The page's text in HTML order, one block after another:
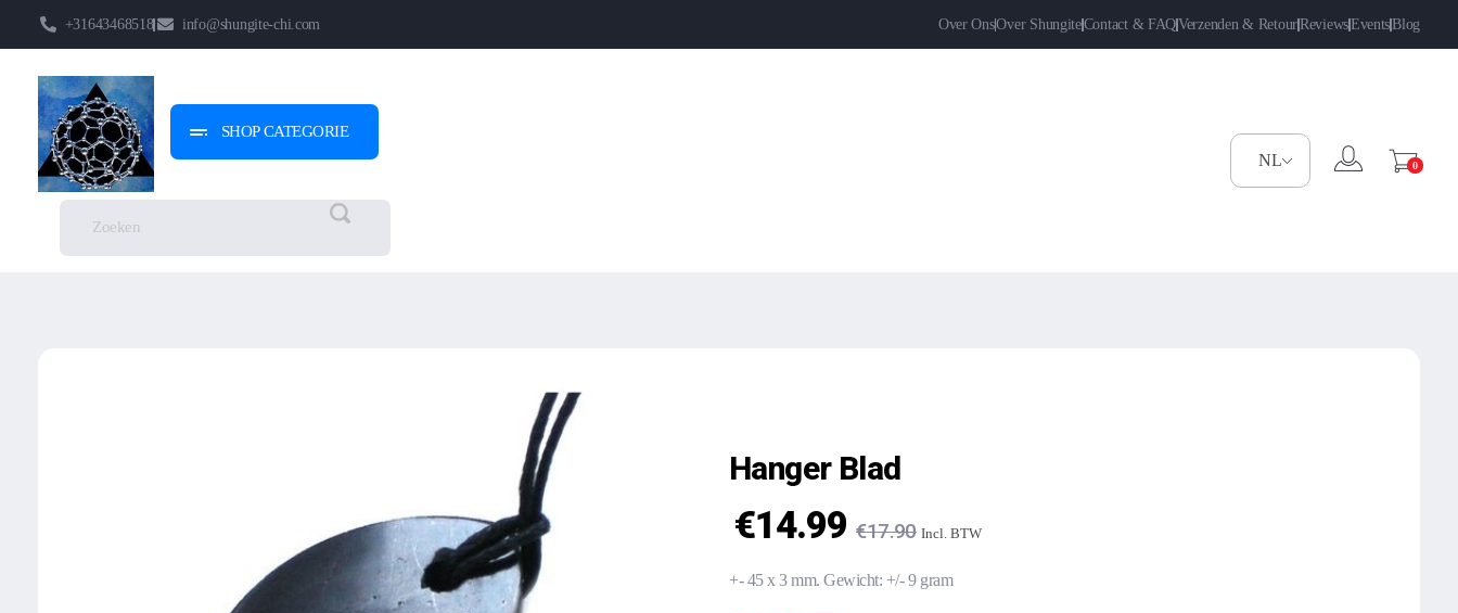
+31643468518 info@shungite-chi.com Over OnsOver ShungiteContact & FAQVerzenden & RetourReviewsEventsBlog
Shungite-Chi | Groothandel
Echte Shungite Edel uit Karelie
SHOP CATEGORIE
0
Hanger Blad
€14.99 €17.90 Incl. BTW
+- 45 x 3 mm. Gewicht: +/- 9 gram